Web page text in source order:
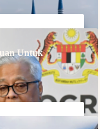
Untuk